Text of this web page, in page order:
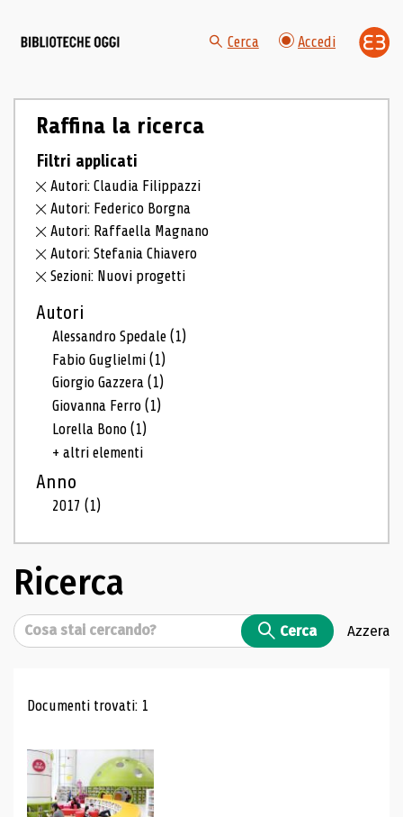
Cerca Accedi
Raffina la ricerca
Filtri applicati
Autori: Claudia Filippazzi
Autori: Federico Borgna
Autori: Raffaella Magnano
Autori: Stefania Chiavero
Sezioni: Nuovi progetti
Autori
Alessandro Spedale(1)
Fabio Guglielmi(1)
Giorgio Gazzera(1)
Giovanna Ferro(1)
Lorella Bono(1)
+ altri elementi
Anno
2017(1)
Ricerca
Cerca Cerca Azzera
Risultati di ricerca
Documenti trovati: 1